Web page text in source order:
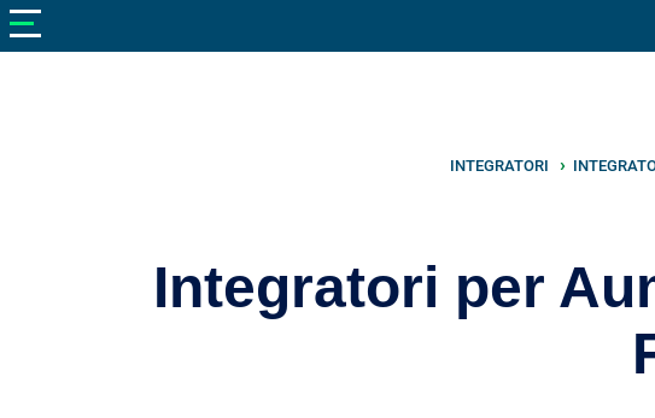
INTEGRATORI
Integratori per
V netonutrizione